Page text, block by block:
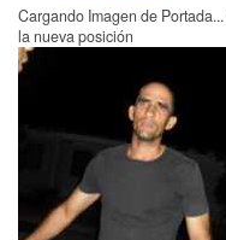
Cargando Imagen de Portada...
la nueva posición